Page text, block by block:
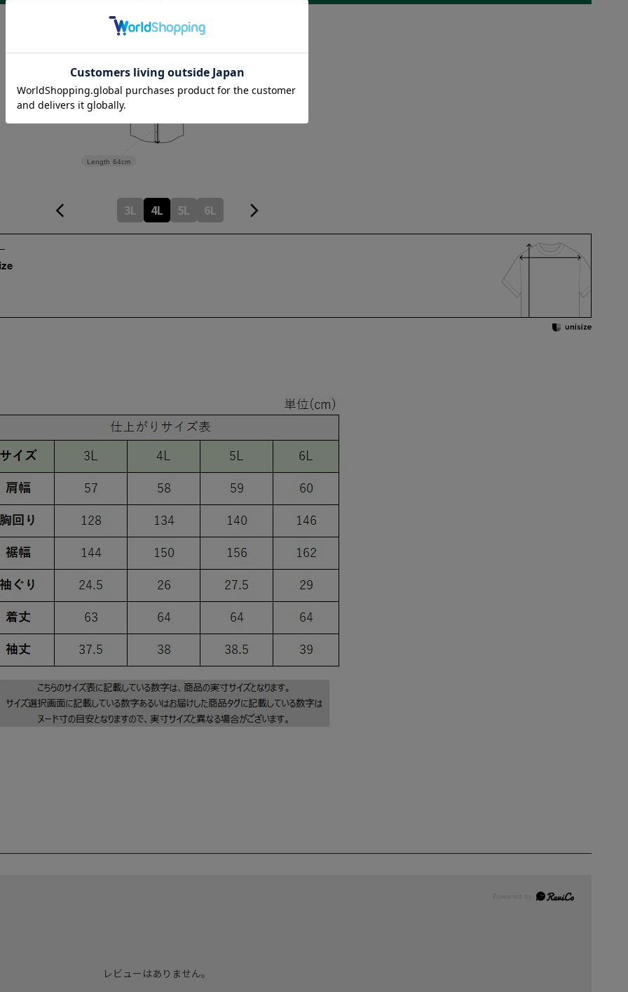
Sleeve length
Length 64cm
Width 67cm
Shoulder width 58cm
3L 4L 5L 6L
レビューはありません。